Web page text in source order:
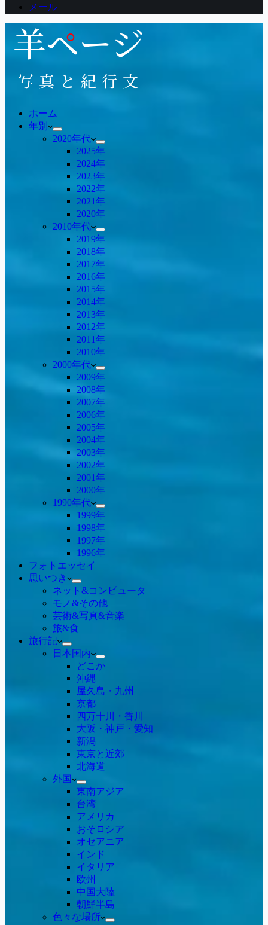
メール
ホーム
年別
2020年代
2025年
2024年
2023年
2022年
2021年
2020年
2010年代
2019年
2018年
2017年
2016年
2015年
2014年
2013年
2012年
2011年
2010年
2000年代
2009年
2008年
2007年
2006年
2005年
2004年
2003年
2002年
2001年
2000年
1990年代
1999年
1998年
1997年
1996年
フォトエッセイ
思いつき
ネット&コンピュータ
モノ&その他
芸術&写真&音楽
旅&食
旅行記
日本国内
どこか
沖縄
屋久島・九州
京都
四万十川・香川
大阪・神戸・愛知
新潟
東京と近郊
北海道
外国
東南アジア
台湾
アメリカ
おそロシア
オセアニア
インド
イタリア
欧州
中国大陸
朝鮮半島
色々な場所